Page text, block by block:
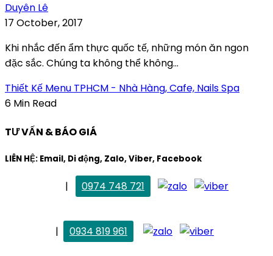
Duyên Lê
17 October, 2017
Khi nhắc đến ẩm thực quốc tế, những món ăn ngon
đặc sắc. Chúng ta không thể không...
Thiết Kế Menu TPHCM - Nhà Hàng, Cafe, Nails Spa
6 Min Read
TƯ VẤN & BÁO GIÁ
LIÊN HỆ: Email, Di động, Zalo, Viber, Facebook
|
0974 748 721
|
0934 819 961